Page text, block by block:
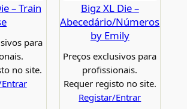
– Train
para
no site.
Bigz XL Die –
Abecedário/Números
by Emily
Preços exclusivos para
profissionais.
Requer registo no site.
Registar/Entrar